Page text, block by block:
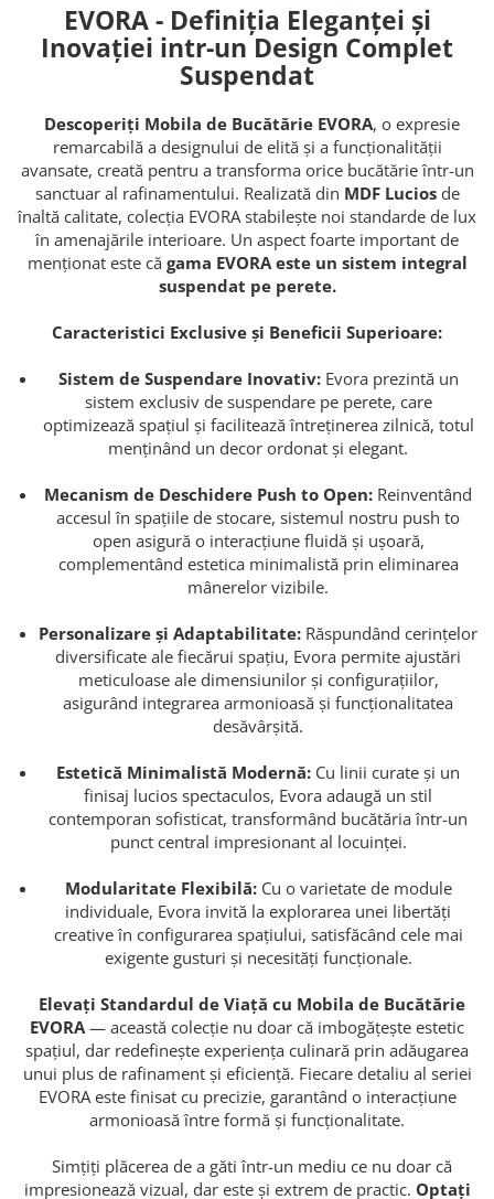
EVORA - Definiția Eleganței și
Inovației intr-un Design Complet
Suspendat
Descoperiți Mobila de Bucătărie EVORA, o expresie
remarcabilă a designului de elită și a funcționalității
avansate, creată pentru a transforma orice bucătărie într-un
sanctuar al rafinamentului. Realizată din MDF Luciosde
înaltă calitate, colecția EVORA stabilește noi standarde de lux
în amenajările interioare. Un aspect foarte important de
menționat este că gama EVORA este un sistem integral
suspendat pe perete.
Caracteristici Exclusive și Beneficii Superioare:
Sistem de Suspendare Inovativ:Evora prezintă un
sistem exclusiv de suspendare pe perete, care
optimizează spațiul și facilitează întreținerea zilnică, totul
menținând un decor ordonat și elegant.
Mecanism de Deschidere Push to Open: Reinventând
accesul în spațiile de stocare, sistemul nostru push to
open asigură o interacțiune fluidă și ușoară,
complementând estetica minimalistă prin eliminarea
mânerelor vizibile.
Personalizare și Adaptabilitate: Răspundând cerințelor
diversificate ale fiecărui spațiu, Evora permite ajustări
meticuloase ale dimensiunilor și configurațiilor,
asigurând integrarea armonioasă și funcționalitatea
desăvârșită.
Estetică Minimalistă Modernă: Cu linii curate și un
finisaj lucios spectaculos, Evora adaugă un stil
contemporan sofisticat, transformând bucătăria într-un
punct central impresionant al locuinței.
Modularitate Flexibilă:Cu o varietate de module
individuale, Evora invită la explorarea unei libertăți
creative în configurarea spațiului, satisfăcând cele mai
exigente gusturi și necesități funcționale.
Elevați Standardul de Viață cu Mobila de Bucătărie
EVORA — această colecție nu doar că imbogățește estetic
spațiul, dar redefinește experiența culinară prin adăugarea
unui plus de rafinament și eficiență. Fiecare detaliu al seriei
EVORA este finisat cu precizie, garantând o interacțiune
armonioasă între formă și funcționalitate.
Simțiți plăcerea de a găti într-un mediu ce nu doar că
impresionează vizual, dar este și extrem de practic. Optați